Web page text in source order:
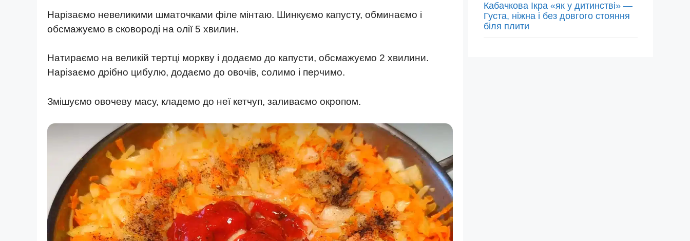
Нарізаємо невеликими шматочками філе мінтаю. Шинкуємо капусту, обминаємо і
обсмажуємо в сковороді на олії 5 хвилин.
Натираємо на великій тертці моркву і додаємо до капусти, обсмажуємо 2 хвилини.
Нарізаємо дрібно цибулю, додаємо до овочів, солимо і перчимо.
Змішуємо овочеву масу, кладемо до неї кетчуп, заливаємо окропом.
Кабачкова Ікра «як у дитинстві» —
Густа, ніжна і без довгого стояння
біля плити